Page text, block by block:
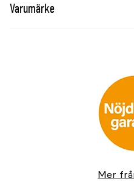
Härdat
Säkerhetslås för
Användning och skötsel
Använd redskapet för
rengör det efter
torrt och följ Fiskars
Varumärke
Mer